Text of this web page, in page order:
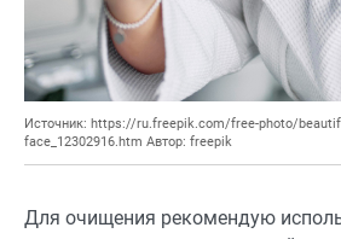
Источник: https://ru.freepik.com/free-photo/
face_12302916.htm Автор: freepik
Для очищения рекомендую